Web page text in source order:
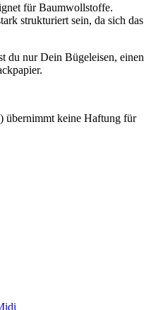
für Baumwollstoffe.
strukturiert sein, da sich das
du nur Dein Bügeleisen, einen
übernimmt keine Haftung für